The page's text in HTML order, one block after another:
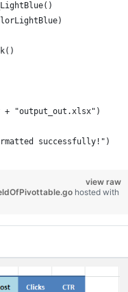
+ "output_out.xlsx")
successfully!")
view raw
hosted with